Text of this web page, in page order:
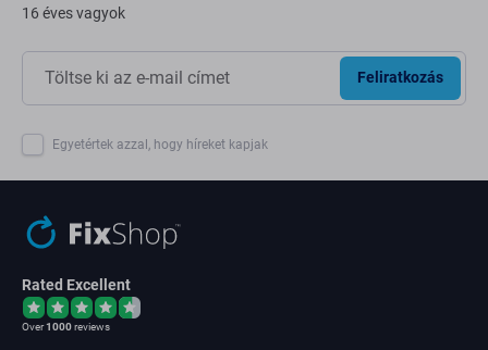
16 éves vagyok
Feliratkozás
Egyetértek azzal, hogy híreket kapjak
Rated Excellent
Over1000reviews